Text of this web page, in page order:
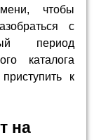
чтобы
с
период
каталога
к
на